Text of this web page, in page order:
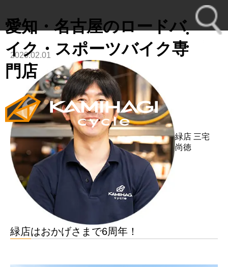
愛知・名古屋のロードバ
イク・スポーツバイク専
門店
2020.02.01
緑店 三宅
尚徳
緑店はおかげさまで6周年！